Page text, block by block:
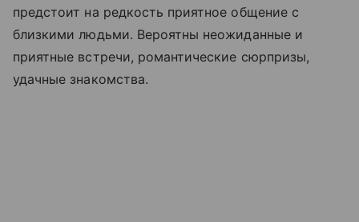
предстоит на редкость приятное общение с
близкими людьми. Вероятны неожиданные и
приятные встречи, романтические сюрпризы,
удачные знакомства.